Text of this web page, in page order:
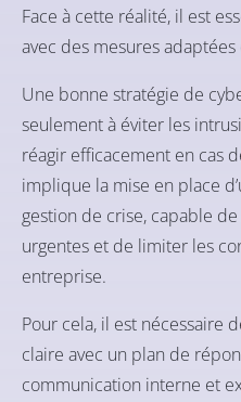
Face à cette réalité, il est
avec des mesures
Une bonne stratégie de
seulement à éviter les
réagir efficacement en cas
implique la mise en place
gestion de crise, capable
urgentes et de limiter les
entreprise.
Pour cela, il est nécessaire
claire avec un plan de
communication interne et